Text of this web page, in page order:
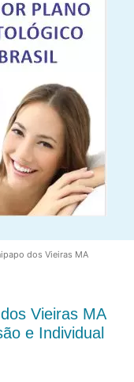
dos Vieiras MA
Vieiras MA
e Individual